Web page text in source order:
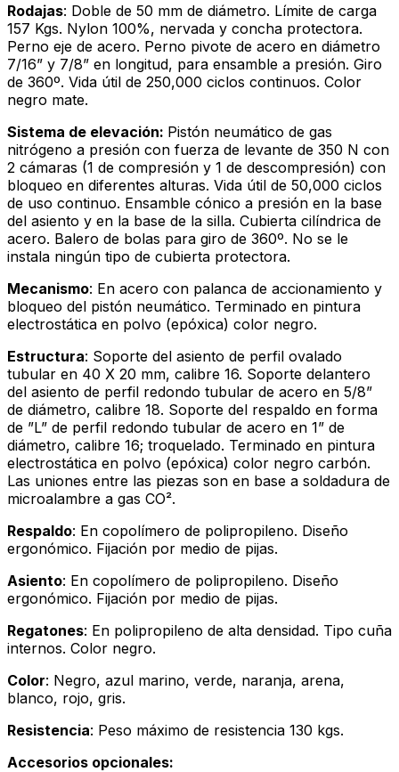
Rodajas: Doble de 50 mm de diámetro. Límite de carga
157 Kgs. Nylon 100%, nervada y concha protectora.
Perno eje de acero. Perno pivote de acero en diámetro
7/16” y 7/8” en longitud, para ensamble a presión. Giro
de 360º. Vida útil de 250,000 ciclos continuos. Color
negro mate.
Sistema de elevación: Pistón neumático de gas
nitrógeno a presión con fuerza de levante de 350 N con
2 cámaras (1 de compresión y 1 de descompresión) con
bloqueo en diferentes alturas. Vida útil de 50,000 ciclos
de uso continuo. Ensamble cónico a presión en la base
del asiento y en la base de la silla. Cubierta cilíndrica de
acero. Balero de bolas para giro de 360º. No se le
instala ningún tipo de cubierta protectora.
Mecanismo: En acero con palanca de accionamiento y
bloqueo del pistón neumático. Terminado en pintura
electrostática en polvo (epóxica) color negro.
Estructura: Soporte del asiento de perfil ovalado
tubular en 40 X 20 mm, calibre 16. Soporte delantero
del asiento de perfil redondo tubular de acero en 5/8”
de diámetro, calibre 18. Soporte del respaldo en forma
de ”L” de perfil redondo tubular de acero en 1” de
diámetro, calibre 16; troquelado. Terminado en pintura
electrostática en polvo (epóxica) color negro carbón.
Las uniones entre las piezas son en base a soldadura de
microalambre a gas CO².
Respaldo: En copolímero de polipropileno. Diseño
ergonómico. Fijación por medio de pijas.
Asiento: En copolímero de polipropileno. Diseño
ergonómico. Fijación por medio de pijas.
Regatones: En polipropileno de alta densidad. Tipo cuña
internos. Color negro.
Color: Negro, azul marino, verde, naranja, arena,
blanco, rojo, gris.
Resistencia: Peso máximo de resistencia 130 kgs.
Accesorios opcionales: